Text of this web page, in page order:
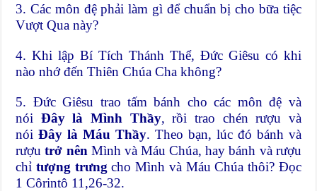
3. Các môn đệ phải làm gì để chuẩn bị cho bữa tiệc
Vượt Qua này?
4. Khi lập Bí Tích Thánh Thể, Đức Giêsu có khi
nào nhớ đến Thiên Chúa Cha không?
5. Đức Giêsu trao tấm bánh cho các môn đệ và
nói Đây là Mình Thầy, rồi trao chén rượu và
nóiĐây là Máu Thầy. Theo bạn, lúc đó bánh và
rượutrở nên Mình và Máu Chúa, hay bánh và rượu
chỉ tượng trưng cho Mình và Máu Chúa thôi? Đọc
1 Côrintô 11,26-32.